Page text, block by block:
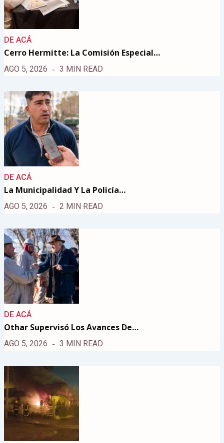
DE ACÁ
Cerro Hermitte: La Comisión Especial…
AGO 5, 2026 3 MIN READ
DE ACÁ
La Municipalidad Y La Policía…
AGO 5, 2026 2 MIN READ
DE ACÁ
Othar Supervisó Los Avances De…
AGO 5, 2026 3 MIN READ